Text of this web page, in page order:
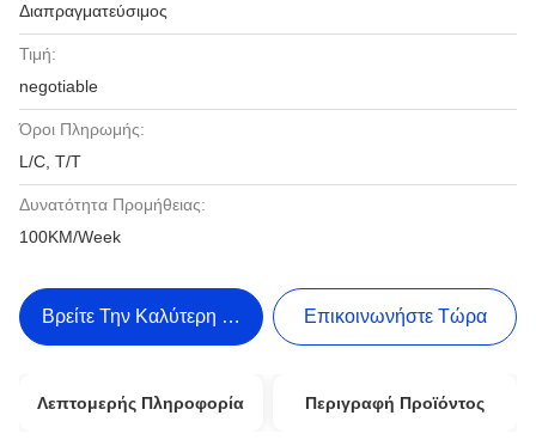
Διαπραγματεύσιμος
Τιμή:
negotiable
Όροι Πληρωμής:
L/C, T/T
Δυνατότητα Προμήθειας:
100KM/Week
Βρείτε Την Καλύτερη Τιμή Επικοινωνήστε Τώρα
Λεπτομερής Πληροφορία Περιγραφή Προϊόντος